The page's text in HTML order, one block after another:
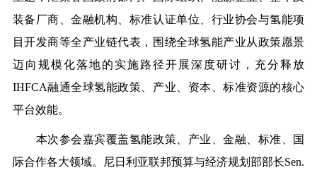
装备厂商、金融机构、标准认证单位、行业协会与氢能项
目开发商等全产业链代表，围绕全球氢能产业从政策愿景
迈向规模化落地的实施路径开展深度研讨，充分释放
IHFCA融通全球氢能政策、产业、资本、标准资源的核心
平台效能。
本次参会嘉宾覆盖氢能政策、产业、金融、标准、国
际合作各大领域。尼日利亚联邦预算与经济规划部部长Sen.